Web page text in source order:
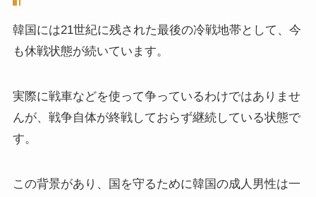
韓国には21世紀に残された最後の冷戦地帯として、今
も休戦状態が続いています。
実際に戦車などを使って争っているわけではありませ
んが、戦争自体が終戦しておらず継続している状態で
す。
この背景があり、国を守るために韓国の成人男性は一